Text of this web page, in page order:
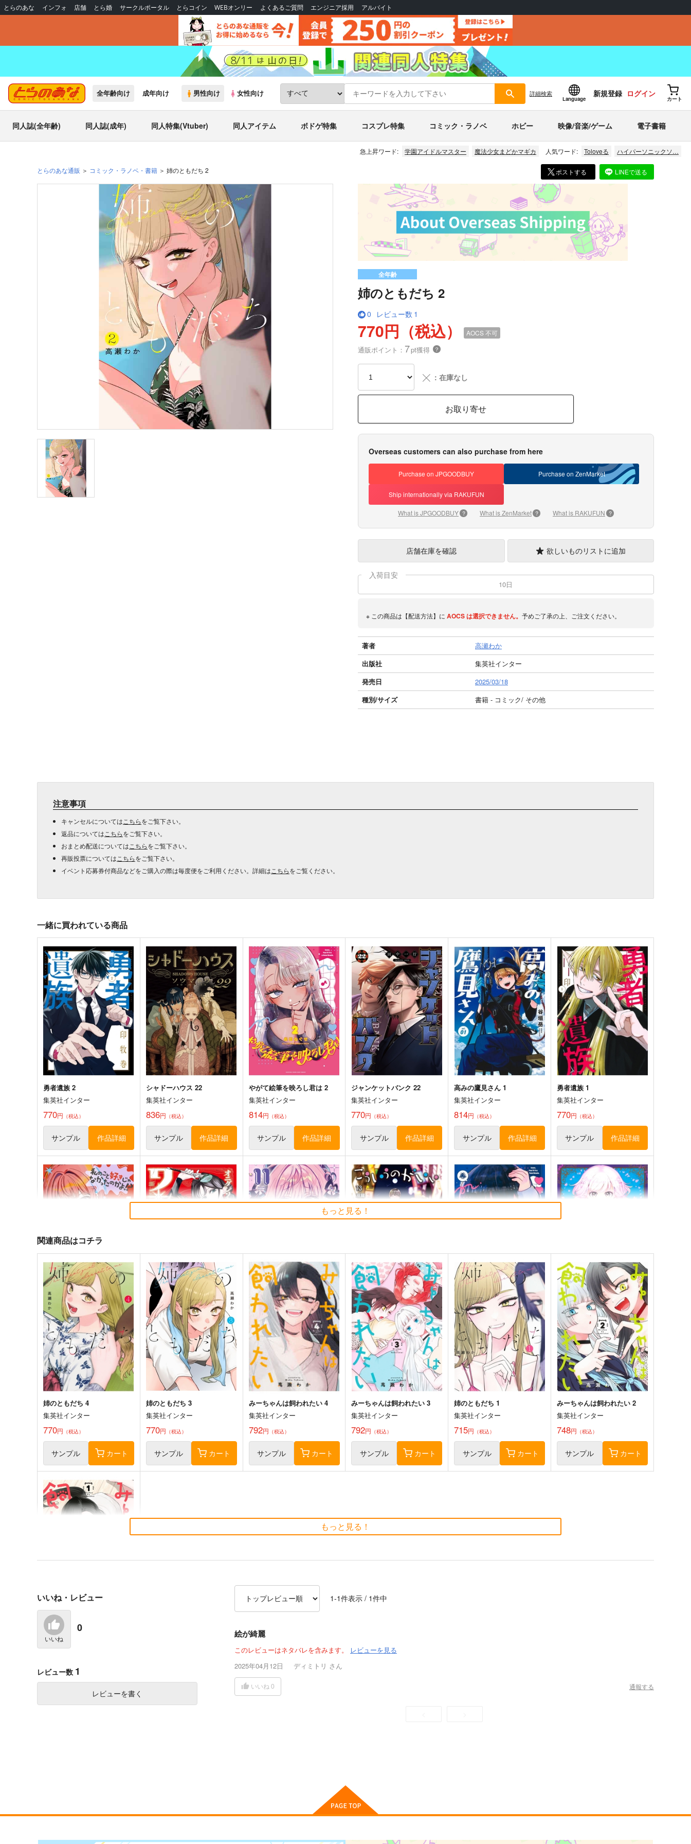
とらのあな インフォ 店舗 とら婚 サークルポータル とらコイン WEBオンリー よくあるご質問 エンジニア採用 アルバイト
全年齢向け 成年向け 男性向け 女性向け 詳細検索
Language
新規登録 ログイン
カート
同人誌(全年齢) 同人誌(成年) 同人特集(Vtuber) 同人アイテム ボドゲ特集 コスプレ特集 コミック・ラノベ ホビー 映像/音楽/ゲーム 電子書籍
急上昇ワード: 学園アイドルマスター 魔法少女まどかマギカ 人気ワード: Toloveる ハイパーソニックソ…
とらのあな通販 コミック・ラノベ・書籍 姉のともだち 2 ポストする LINEで送る
全年齢
姉のともだち 2
0 レビュー数 1
770円（税込） AOCS不可
通販ポイント： 7pt獲得 ？
╳ ：在庫なし
お取り寄せ
Overseas customers can also purchase from here
Purchase on JPGOODBUY Purchase on ZenMarket
Ship internationally via RAKUFUN
What is JPGOODBUY ? What is ZenMarket ? What is RAKUFUN ?
店舗在庫を確認 欲しいものリストに追加
入荷目安
10日
※ この商品は【配送方法】に AOCSは選択できません。 予めご了承の上、ご注文ください。
著者
高瀬わか
出版社
集英社インター
発売日
2025/03/18
種別/サイズ
書籍 - コミック/ その他
注意事項
キャンセルについては こちらをご覧下さい。
返品については こちらをご覧下さい。
おまとめ配送については こちらをご覧下さい。
再販投票については こちらをご覧下さい。
イベント応募券付商品などをご購入の際は毎度便をご利用ください。詳細は こちらをご覧ください。
一緒に買われている商品
勇者遺族 2
集英社インター
770円 （税込）
サンプル 作品詳細
シャドーハウス 22
集英社インター
836円 （税込）
サンプル 作品詳細
やがて絵筆を映ろし君は 2
集英社インター
814円 （税込）
サンプル 作品詳細
ジャンケットバンク 22
集英社インター
770円 （税込）
サンプル 作品詳細
高みの鷹見さん 1
集英社インター
814円 （税込）
サンプル 作品詳細
勇者遺族 1
集英社インター
770円 （税込）
サンプル 作品詳細
私のこと好きじゃなかったの
かよ!? 1
集英社インター
770円（税込）
サンプル 作品詳細
ワンダラスト 1
集英社インター
770 円（税込）
サンプル 作品詳細
のあ先輩はともだち。 11
集英社インター
792円（税込）
サンプル 作品詳細
こういうのがいい 13
集英社
792円（税込）
サンプル 作品詳細
やがて絵筆を映ろし君は 1
集英社インター
814円（税込）
サンプル 作品詳細
終末のハーレムファンタジ
ア 18
集英社インター
836円（税込）
サンプル 作品詳細
814円（税込） 792円（税込）
サンプル 作品詳細
シバつき物件 8
770円（税込） 572円（税込） 770円（税込）
もっと見る！
関連商品はコチラ
姉のともだち 4
集英社インター
770円 （税込）
サンプル カート
姉のともだち 3
集英社インター
770円 （税込）
サンプル カート
みーちゃんは飼われたい 4
集英社インター
792円 （税込）
サンプル カート
みーちゃんは飼われたい 3
集英社インター
792円 （税込）
サンプル カート
姉のともだち 1
集英社インター
715円 （税込）
サンプル カート
みーちゃんは飼われたい 2
集英社インター
748円 （税込）
サンプル カート
みーちゃんは飼われたい 1
集英社インター
715円（税込）
サンプル
もっと見る！
いいね・レビュー
いいね
0
レビュー数 1
レビューを書く
1-1件表示 / 1件中
絵が綺麗
このレビューはネタバレを含みます。
レビューを見る
2025年04月12日
ディミトリ さん
いいね 0 通報する